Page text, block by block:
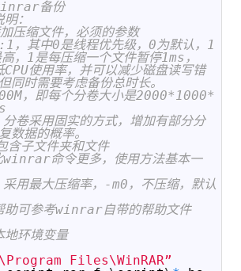
备份
明：
压缩文件，必须的参数
其中0是线程优先级，0为默认，1
，1是每压缩一个文件暂停1ms，
使用率，并可以减少磁盘读写错
同时需要考虑备份总时长。
，即每个分卷大小是2000*1000*
卷采用固实的方式，增加有部分分
数据的概率。
子文件夹和文件
命令更多，使用方法基本一
用最大压缩率，-m0，不压缩，默认
助可参考winrar自带的帮助文件
地环境变量
Files\WinRAR”